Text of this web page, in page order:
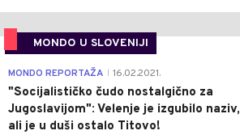
MONDO U SLOVENIJI
MONDO REPORTAŽA 16.02.2021.
"Socijalističko čudo nostalgično za
Jugoslavijom": Velenje je izgubilo naziv,
ali je u duši ostalo Titovo!